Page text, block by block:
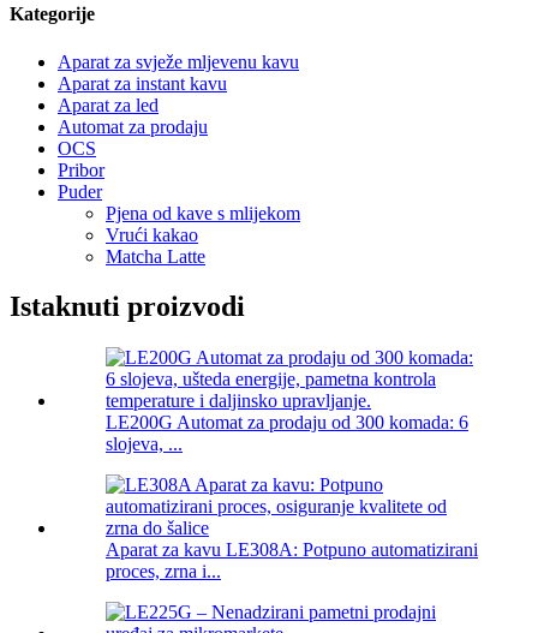
Kategorije
Aparat za svježe mljevenu kavu
Aparat za instant kavu
Aparat za led
Automat za prodaju
OCS
Pribor
Puder
Pjena od kave s mlijekom
Vrući kakao
Matcha Latte
Istaknuti proizvodi
LE200G Automat za prodaju od 300 komada: 6
slojeva, ...
Aparat za kavu LE308A: Potpuno automatizirani
proces, zrna i...